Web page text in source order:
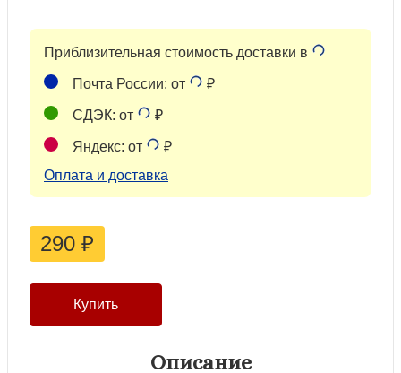
Приблизительная стоимость доставки в
Почта России: от ₽
СДЭК: от ₽
Яндекс: от
₽
Оплата и доставка
290 ₽
Описание